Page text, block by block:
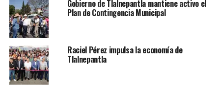
plantean estrategias para que exista gobernabilidad en
las calles, en lugar de anarquía y represión.
Gobierno de Tlalnepantla mantiene activo el
Plan de Contingencia Municipal
Raciel Pérez impulsa la economía de
Tlalnepantla